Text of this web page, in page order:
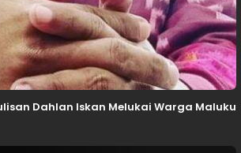
Dahlan Iskan Melukai Warga Maluku